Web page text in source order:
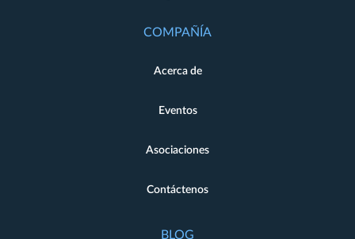
COMPAÑÍA
Acerca de
Eventos
Asociaciones
Contáctenos
BLOG